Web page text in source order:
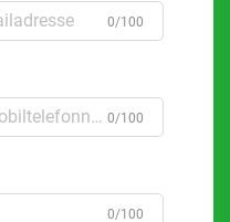
0/100
0/100
0/100